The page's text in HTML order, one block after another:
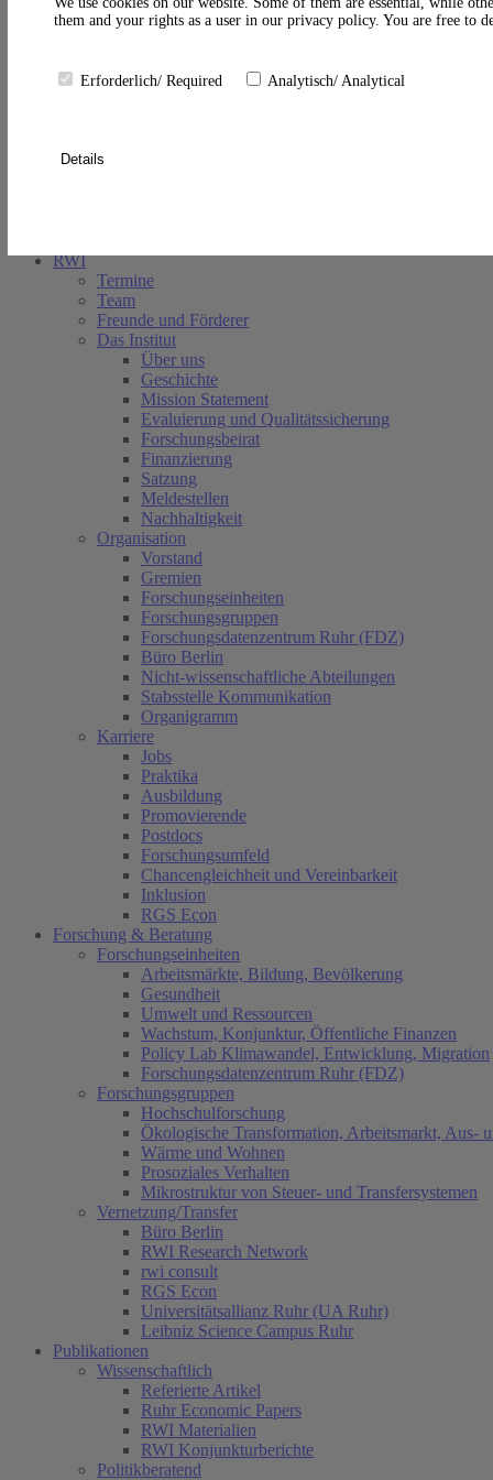
Suche schließen
RWI
Termine
Team
Freunde und Förderer
Das Institut
Über uns
Geschichte
Mission Statement
Evaluierung und Qualitätssicherung
Forschungsbeirat
Finanzierung
Satzung
Meldestellen
Nachhaltigkeit
Organisation
Vorstand
Gremien
Forschungseinheiten
Forschungsgruppen
Forschungsdatenzentrum Ruhr (FDZ)
Büro Berlin
Nicht-wissenschaftliche Abteilungen
Stabsstelle Kommunikation
Organigramm
Karriere
Jobs
Praktika
Ausbildung
Promovierende
Postdocs
Forschungsumfeld
Chancengleichheit und Vereinbarkeit
Inklusion
RGS Econ
Forschung & Beratung
Forschungseinheiten
Arbeitsmärkte, Bildung, Bevölkerung
Gesundheit
Umwelt und Ressourcen
Wachstum, Konjunktur, Öffentliche Finanzen
Policy Lab Klimawandel, Entwicklung, Migration
Forschungsdatenzentrum Ruhr (FDZ)
Forschungsgruppen
Hochschulforschung
Ökologische Transformation, Arbeitsmarkt, Aus-
Wärme und Wohnen
Prosoziales Verhalten
Mikrostruktur von Steuer- und Transfersystemen
Vernetzung/Transfer
Büro Berlin
RWI Research Network
rwi consult
RGS Econ
Universitätsallianz Ruhr (UA Ruhr)
Leibniz Science Campus Ruhr
Publikationen
Wissenschaftlich
Referierte Artikel
Ruhr Economic Papers
RWI Materialien
RWI Konjunkturberichte
Politikberatend
them and your rights as a user in our privacy policy. You are free to
Erforderlich/ Required Analytisch/ Analytical
Details